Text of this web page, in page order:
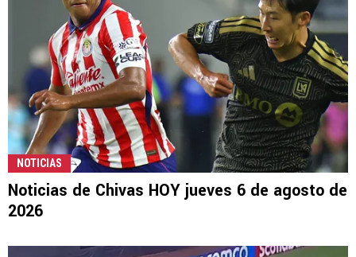
NOTICIAS
Noticias de Chivas HOY jueves 6 de agosto de
2026